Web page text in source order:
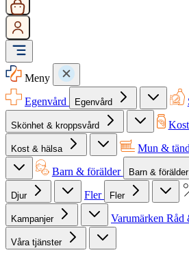
Meny
Egenvård
Egenvård
Skönhet & kroppsvård
Kost & hälsa Mun &
Barn & förälder Barn & förälder
Djur Fler Fler
Kampanjer Varumärken Råd
Våra tjänster